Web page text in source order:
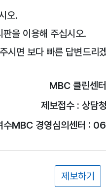
오.
을 이용해 주십시오.
면 보다 빠른 답변드리
MBC 클린센터
제보접수 : 상담
수MBC 경영심의센터 :
제보하기